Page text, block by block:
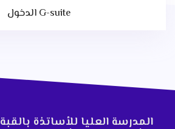
الدخول G-suite
المدرسة العليا للأساتذة بالقبة